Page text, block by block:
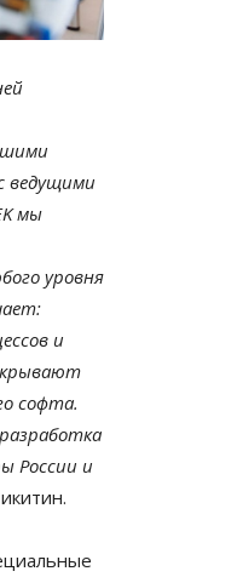
ведущими
мы
уровня
и
софта.
России и